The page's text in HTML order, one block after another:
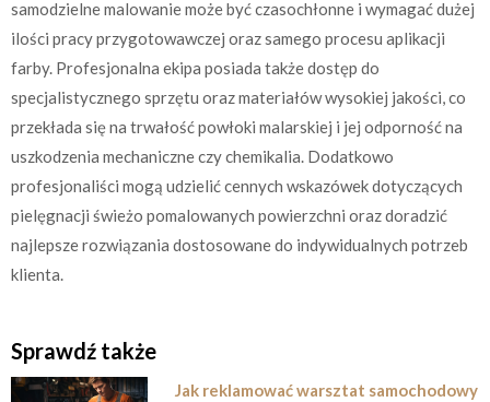
samodzielne malowanie może być czasochłonne i wymagać dużej
ilości pracy przygotowawczej oraz samego procesu aplikacji
farby. Profesjonalna ekipa posiada także dostęp do
specjalistycznego sprzętu oraz materiałów wysokiej jakości, co
przekłada się na trwałość powłoki malarskiej i jej odporność na
uszkodzenia mechaniczne czy chemikalia. Dodatkowo
profesjonaliści mogą udzielić cennych wskazówek dotyczących
pielęgnacji świeżo pomalowanych powierzchni oraz doradzić
najlepsze rozwiązania dostosowane do indywidualnych potrzeb
klienta.
Sprawdź także
Jak reklamować warsztat samochodowy